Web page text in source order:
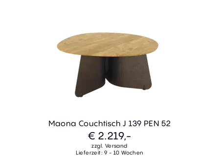
Maona Couchtisch J 139 PEN 52
€ 2.219,-
zzgl. Versand
Lieferzeit: 9 - 10 Wochen